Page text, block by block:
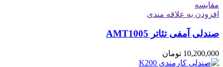
مقایسه
افزودن به علاقه مندی
صندلی آمفی تئاتر AMT1005
10,200,000 تومان